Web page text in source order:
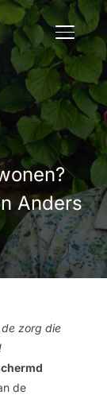
Anders
zorg die
de